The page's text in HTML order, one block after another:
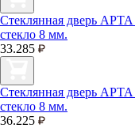
Стеклянная дверь
стекло 8 мм.
33.285
Стеклянная дверь
стекло 8 мм.
36.225